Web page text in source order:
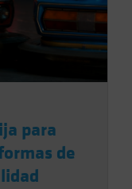
para
de